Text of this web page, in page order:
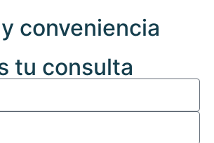
conveniencia
tu consulta